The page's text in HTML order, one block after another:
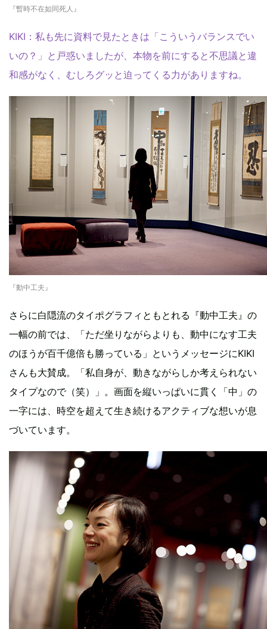
『暫時不在如同死人』
KIKI：私も先に資料で見たときは「こういうバランスでい
いの？」と戸惑いましたが、本物を前にすると不思議と違
和感がなく、むしろグッと迫ってくる力がありますね。
『動中工夫』
さらに白隠流のタイポグラフィともとれる『動中工夫』の
一幅の前では、「ただ坐りながらよりも、動中になす工夫
のほうが百千億倍も勝っている」というメッセージにKIKI
さんも大賛成。「私自身が、動きながらしか考えられない
タイプなので（笑）」。画面を縦いっぱいに貫く「中」の
一字には、時空を超えて生き続けるアクティブな想いが息
づいています。